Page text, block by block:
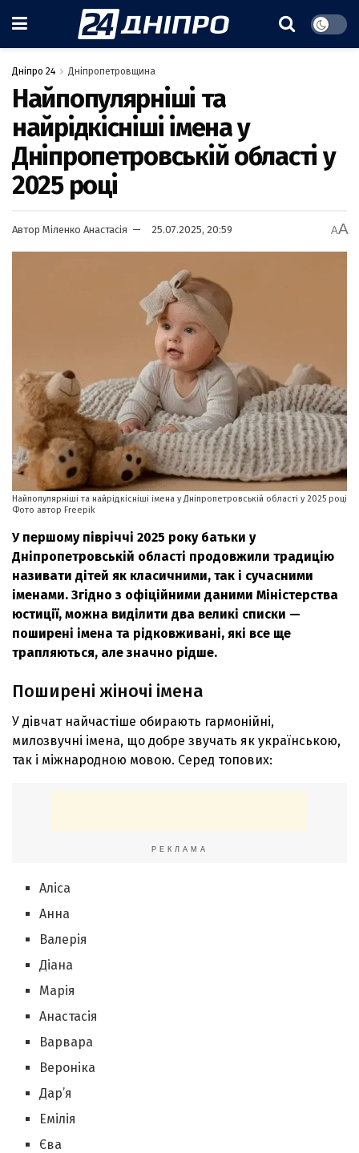
Дніпро 24 Дніпропетровщина
Найпопулярніші та
найрідкісніші імена у
Дніпропетровській області у
2025 році
Автор Міленко Анастасія 25.07.2025, 20:59 AA
Найпопулярніші та найрідкісніші імена у Дніпропетровській області у 2025 році
Фото автор Freepik
У першому півріччі 2025 року батьки у
Дніпропетровській області продовжили традицію
називати дітей як класичними, так і сучасними
іменами. Згідно з офіційними даними Міністерства
юстиції, можна виділити два великі списки —
поширені імена та рідковживані, які все ще
трапляються, але значно рідше.
Поширені жіночі імена
У дівчат найчастіше обирають гармонійні,
милозвучні імена, що добре звучать як українською,
так і міжнародною мовою. Серед топових:
РЕКЛАМА
Аліса
Анна
Валерія
Діана
Марія
Анастасія
Варвара
Вероніка
Дар’я
Емілія
Єва